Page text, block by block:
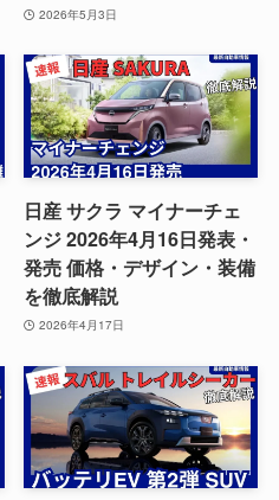
2026年5月3日
日産 サクラ マイナーチェ
ンジ 2026年4月16日発表・
発売 価格・デザイン・装備
を徹底解説
2026年4月17日